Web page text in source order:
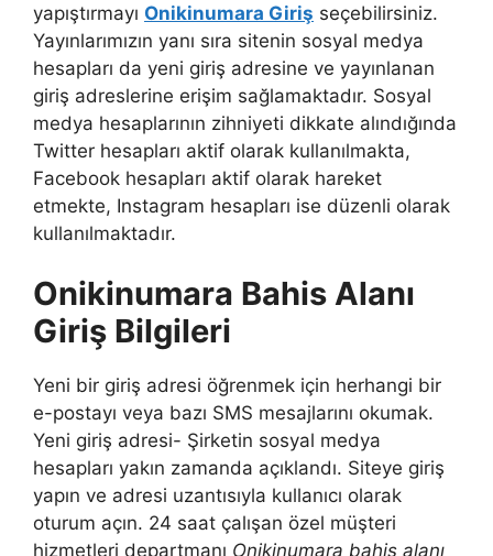
yapıştırmayı Onikinumara Giriş seçebilirsiniz.
Yayınlarımızın yanı sıra sitenin sosyal medya
hesapları da yeni giriş adresine ve yayınlanan
giriş adreslerine erişim sağlamaktadır. Sosyal
medya hesaplarının zihniyeti dikkate alındığında
Twitter hesapları aktif olarak kullanılmakta,
Facebook hesapları aktif olarak hareket
etmekte, Instagram hesapları ise düzenli olarak
kullanılmaktadır.
Onikinumara Bahis Alanı
Giriş Bilgileri
Yeni bir giriş adresi öğrenmek için herhangi bir
e-postayı veya bazı SMS mesajlarını okumak.
Yeni giriş adresi- Şirketin sosyal medya
hesapları yakın zamanda açıklandı. Siteye giriş
yapın ve adresi uzantısıyla kullanıcı olarak
oturum açın. 24 saat çalışan özel müşteri
hizmetleri departmanı Onikinumara bahis alanı